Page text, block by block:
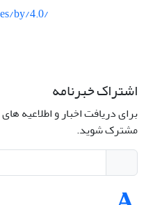
by/4.0/
اشتراک خبرنامه
برای دریافت اخبار و اطلاعیه
مشترک شوید.